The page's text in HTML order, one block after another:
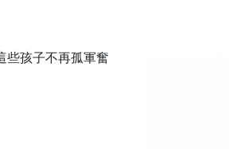
些孩子不再孤軍奮